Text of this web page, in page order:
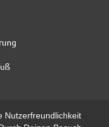
Nutzerfreundlichkeit